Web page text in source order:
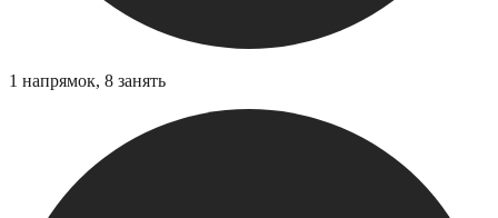
1 напрямок, 8 занять